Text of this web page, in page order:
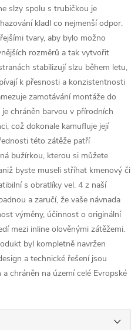
slzy spolu s trubičkou je
kladl co nejmenší odpor.
tvary, aby bylo možno
rozměrů a tak vytvořit
stabilizují slzu během letu,
k přesnosti a konzistentnosti
zamotávání montáže do
chráněn barvou v přírodních
což dokonale kamufluje její
této zátěže patří
bužírkou, kterou si můžete
byste museli stříhat kmenový či
s obratlíky vel. 4 z naší
a zaručí, že vaše návnada
výměny, účinnost o originální
mezi inline olověnými zátěžemi.
byl kompletně navržen
a technické řešení jsou
chráněn na území celé Evropské